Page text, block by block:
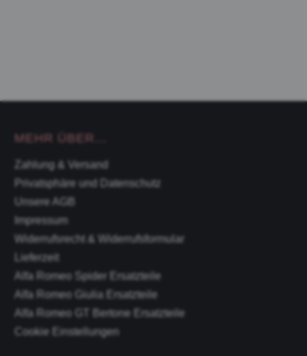
MEHR ÜBER...
Zahlung & Versand
Privatsphäre und Datenschutz
Unsere AGB
Impressum
Widerrufsrecht & Widerrufsformular
Lieferzeit
Alfa Romeo Spider Ersatzteile
Alfa Romeo Giulia Ersatzteile
Alfa Romeo GT Bertone Ersatzteile
Cookie Einstellungen